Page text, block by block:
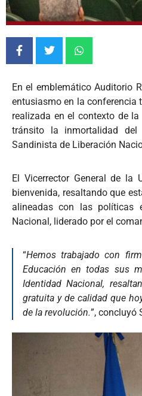
En el emblemático Auditorio
entusiasmo en la conferencia
realizada en el contexto de
tránsito la inmortalidad del
Sandinista de Liberación
El Vicerrector General de la
bienvenida, resaltando que
alineadas con las políticas
Nacional, liderado por el
“Hemos trabajado con
Educación en todas sus
Identidad Nacional,
gratuita y de calidad que
de la revolución.”, concluyó